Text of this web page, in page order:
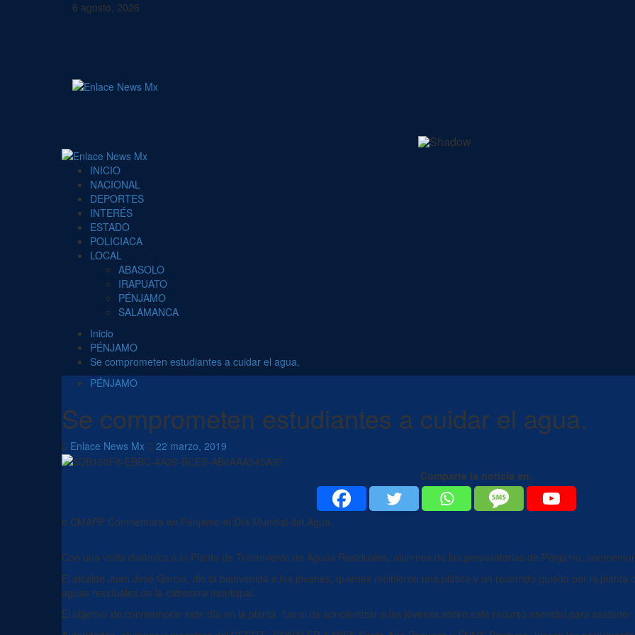
6 agosto, 2026
Menú
principalINICIO
NACIONAL
DEPORTES
INTERÉS
ESTADO
POLICIACA
LOCAL
ABASOLO
IRAPUATO
PÉNJAMO
SALAMANCA
Inicio
PÉNJAMO
Se comprometen estudiantes a cuidar el agua.
PÉNJAMO
Se comprometen estudiantes a cuidar el agua.
Enlace News Mx 22 marzo, 2019
Comparte la noticia en:
o CMAPP Conmemora en Pénjamo el Día Mundial del Agua.
Con una visita dinámica a la Planta de Tratamiento de Aguas Residuales, alumnos de las preparatorias de Pénjamo, conmem
El alcalde Juan José García, dio la bienvenida a los jóvenes, quienes recibieron una plática y un recorrido guiado por la planta
aguas residuales de la cabecera municipal.
El objetivo de conmemorar este día en la planta fue el de concientizar a los jóvenes sobre este recurso esencial para